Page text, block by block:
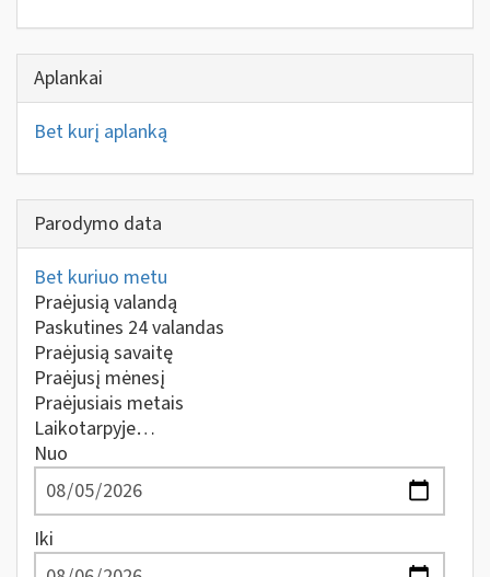
Aplankai
Bet kurį aplanką
Parodymo data
Bet kuriuo metu
Praėjusią valandą
Paskutines 24 valandas
Praėjusią savaitę
Praėjusį mėnesį
Praėjusiais metais
Laikotarpyje…
Nuo
Iki